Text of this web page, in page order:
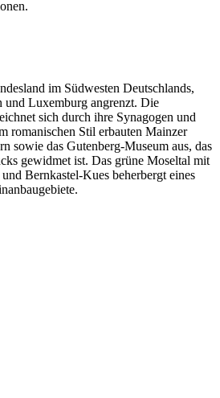
.
im Südwesten Deutschlands,
und Luxemburg angrenzt. Die
sich durch ihre Synagogen und
romanischen Stil erbauten Mainzer
sowie das Gutenberg-Museum aus, das
gewidmet ist. Das grüne Moseltal mit
Bernkastel-Kues beherbergt eines